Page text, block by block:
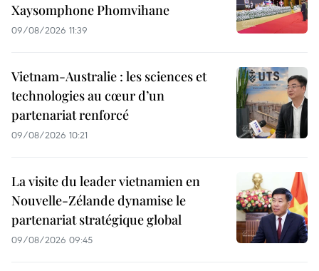
Xaysomphone Phomvihane
09/08/2026 11:39
Vietnam-Australie : les sciences et
technologies au cœur d’un
partenariat renforcé
09/08/2026 10:21
La visite du leader vietnamien en
Nouvelle-Zélande dynamise le
partenariat stratégique global
09/08/2026 09:45